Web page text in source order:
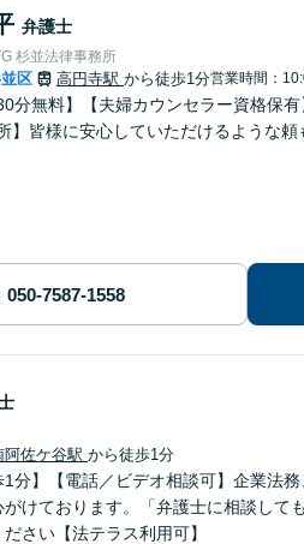
弁護士
杉並法律事務所
区 高円寺駅 から徒歩1分営業時間：
分無料】【夫婦カウンセラー資格保
】皆様に安心していただけるような
阿佐ケ谷駅 から徒歩1分
1分】【電話／ビデオ相談可】企業法
がけております。「弁護士に相談して
さい【法テラス利用可】